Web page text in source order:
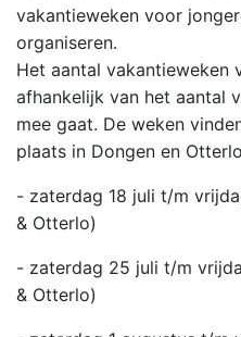
vakantieweken voor
organiseren.
Het aantal vakantieweken
afhankelijk van het aantal
mee gaat. De weken
plaats in Dongen en
- zaterdag 18 juli t/m
& Otterlo)
- zaterdag 25 juli t/m
& Otterlo)